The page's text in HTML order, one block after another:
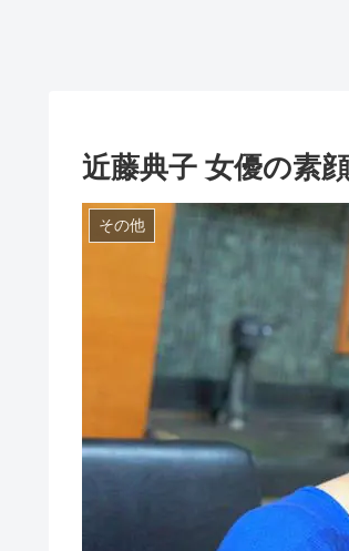
近藤典子 女優の素
その他